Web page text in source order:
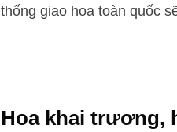
thống giao hoa toàn quốc
Hoa khai trương,